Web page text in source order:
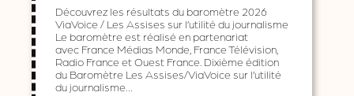
Découvrez les résultats du baromètre 2026
ViaVoice / Les Assises sur l’utilité du journalisme
Le baromètre est réalisé en partenariat
avec France Médias Monde, France Télévision,
Radio France et Ouest France. Dixième édition
du Baromètre Les Assises/ViaVoice sur l’utilité
du journalisme…